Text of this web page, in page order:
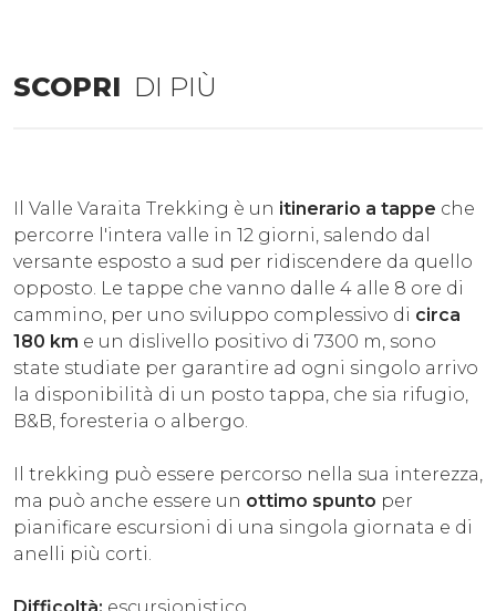
SCOPRI DI PIÙ
Il Valle Varaita Trekking è un itinerario a tappe che
percorre l'intera valle in 12 giorni, salendo dal
versante esposto a sud per ridiscendere da quello
opposto. Le tappe che vanno dalle 4 alle 8 ore di
cammino, per uno sviluppo complessivo di circa
180 km e un dislivello positivo di 7300 m, sono
state studiate per garantire ad ogni singolo arrivo
la disponibilità di un posto tappa, che sia rifugio,
B&B, foresteria o albergo.
Il trekking può essere percorso nella sua interezza,
ma può anche essere un ottimo spunto per
pianificare escursioni di una singola giornata e di
anelli più corti.
Difficoltà: escursionistico